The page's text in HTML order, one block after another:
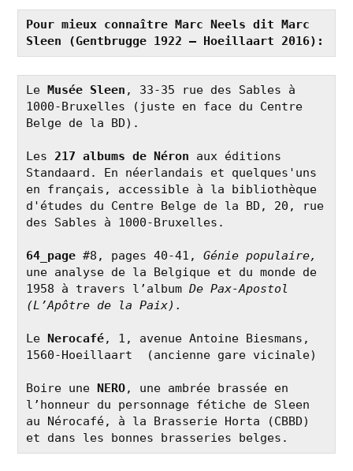
Pour mieux connaître Marc Neels dit Marc
Sleen (Gentbrugge 1922 – Hoeillaart 2016):
Le Musée Sleen , 33-35 rue des Sables à
1000-Bruxelles (juste en face du Centre
Belge de la BD).
Les 217 albums de Néron aux éditions
Standaard. En néerlandais et quelques'uns
en français, accessible à la bibliothèque
d'études du Centre Belge de la BD, 20, rue
des Sables à 1000-Bruxelles.
64_page #8, pages 40-41,
une analyse de la Belgique et du monde de
1958 à travers l’album De Pax-Apostol
(L’Apôtre de la Paix).
Le Nerocafé, 1, avenue Antoine Biesmans,
1560-Hoeillaart  (ancienne gare vicinale)
Boire une NERO, une ambrée brassée en
l’honneur du personnage fétiche de Sleen
au Nérocafé, à la Brasserie Horta (CBBD)
et dans les bonnes brasseries belges.